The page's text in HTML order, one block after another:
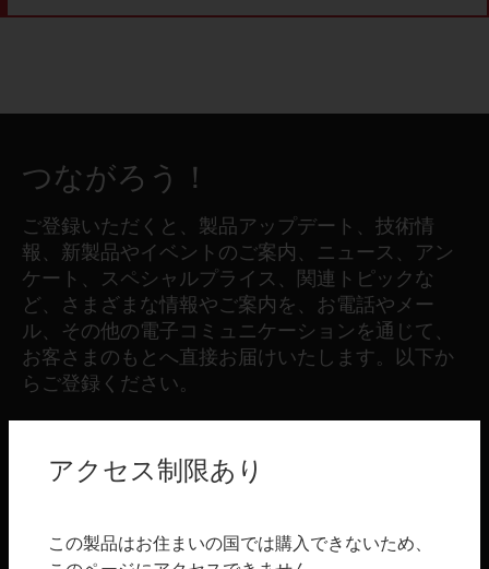
つながろう！
ご登録いただくと、製品アップデート、技術情
報、新製品やイベントのご案内、ニュース、アン
ケート、スペシャルプライス、関連トピックな
ど、さまざまな情報やご案内を、お電話やメー
ル、その他の電子コミュニケーションを通じて、
お客さまのもとへ直接お届けいたします。以下か
らご登録ください。
toggle view
アクセス制限あり
この製品はお住まいの国では購入できないため、